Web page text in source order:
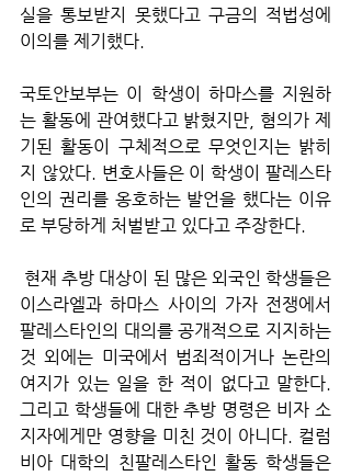
실을 통보받지 못했다고 구금의 적법성에
이의를 제기했다.
국토안보부는 이 학생이 하마스를 지원하
는 활동에 관여했다고 밝혔지만, 혐의가 제
기된 활동이 구체적으로 무엇인지는 밝히
지 않았다. 변호사들은 이 학생이 팔레스타
인의 권리를 옹호하는 발언을 했다는 이유
로 부당하게 처벌받고 있다고 주장한다.
이스라엘과 하마스 사이의 가자 전쟁에서
팔레스타인의 대의를 공개적으로 지지하는
것 외에는 미국에서 범죄적이거나 논란의
여지가 있는 일을 한 적이 없다고 말한다.
그리고 학생들에 대한 추방 명령은 비자 소
지자에게만 영향을 미친 것이 아니다. 컬럼
비아 대학의 친팔레스타인 활동 학생들은